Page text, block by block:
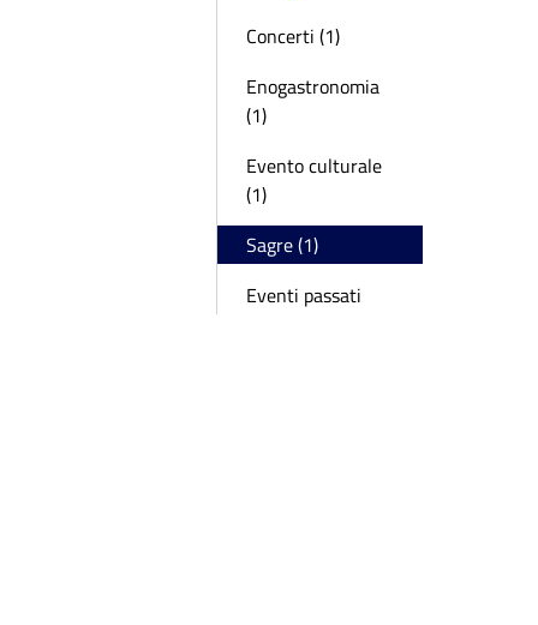
Concerti (1)
Enogastronomia
(1)
Evento culturale
(1)
Sagre (1)
Eventi passati